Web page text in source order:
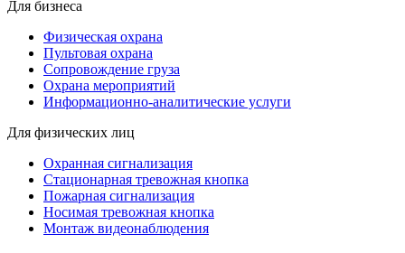
Для бизнеса
Физическая охрана
Пультовая охрана
Сопровождение груза
Охрана мероприятий
Информационно-аналитические услуги
Для физических лиц
Охранная сигнализация
Стационарная тревожная кнопка
Пожарная сигнализация
Носимая тревожная кнопка
Монтаж видеонаблюдения